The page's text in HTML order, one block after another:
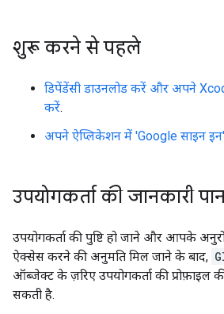
शुरू करने से पहले
डिपेंडेंसी डाउनलोड करें और अपने
करें.
अपने ऐप्लिकेशन में 'Google साइन इन'
उपयोगकर्ता की जानकारी
उपयोगकर्ता की पुष्टि हो जाने और आपके
ऐक्सेस करने की अनुमति मिल जाने के बाद,
ऑब्जेक्ट के ज़रिए उपयोगकर्ता की प्रोफ़ाइल
सकती है.